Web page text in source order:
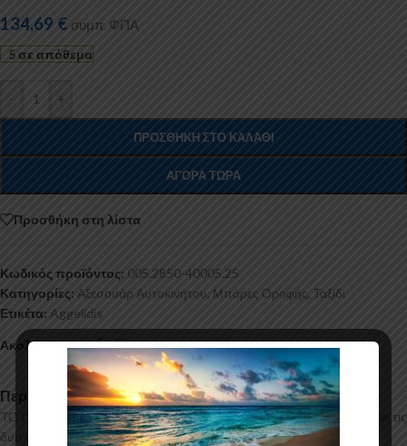
134,69 € συμπ. ΦΠΑ
5 σε απόθεμα
- +
ΠΡΟΣΘΉΚΗ ΣΤΟ ΚΑΛΆΘΙ
ΑΓΟΡΆ ΤΏΡΑ
Προσθήκη στη λίστα
Κωδικός προϊόντος: 005.2850-40005.25
Κατηγορίες: Αξεσουάρ Αυτοκινήτου, Μπάρες Οροφής, Ταξίδι
Ετικέτα: Aggelidis
Ακολουθήστε:
Περιγραφή
TOTUS: Ένα ολοκληρωμένο κιτ από την CAM, το οποίο περιλαμβάνει τις
δύο σιδερένιες μπάρες οροφής και τις βάσεις-πόδια τους (4).